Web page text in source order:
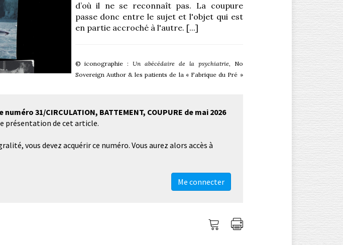
d’où il ne se reconnaît pas. La coupure
passe donc entre le sujet et l'objet qui est
en partie accroché à l'autre. [...]
© iconographie :Un abécédaire de la psychiatrie, No
Sovereign Author & les patients de la « Fabrique du Pré »
31/CIRCULATION, BATTEMENT, COUPURE de mai 2026
présentation de cet article.
vous devez acquérir ce numéro. Vous aurez alors accès à
Me connecter
Me
Imprimer